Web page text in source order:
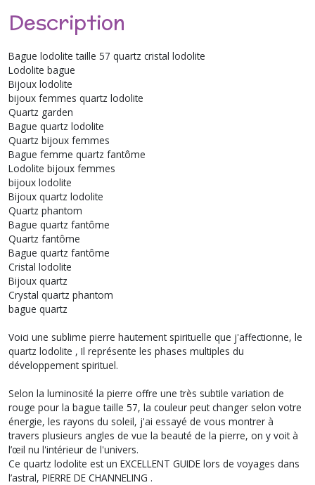
Description
Bague lodolite taille 57 quartz cristal lodolite
Lodolite bague
Bijoux lodolite
bijoux femmes quartz lodolite
Quartz garden
Bague quartz lodolite
Quartz bijoux femmes
Bague femme quartz fantôme
Lodolite bijoux femmes
bijoux lodolite
Bijoux quartz lodolite
Quartz phantom
Bague quartz fantôme
Quartz fantôme
Bague quartz fantôme
Cristal lodolite
Bijoux quartz
Crystal quartz phantom
bague quartz
Voici une sublime pierre hautement spirituelle que j'affectionne, le
quartz lodolite , Il représente les phases multiples du
développement spirituel.
Selon la luminosité la pierre offre une très subtile variation de
rouge pour la bague taille 57, la couleur peut changer selon votre
énergie, les rayons du soleil, j'ai essayé de vous montrer à
travers plusieurs angles de vue la beauté de la pierre, on y voit à
l’œil nu l'intérieur de l'univers.
Ce quartz lodolite est un EXCELLENT GUIDE lors de voyages dans
l’astral, PIERRE DE CHANNELING .